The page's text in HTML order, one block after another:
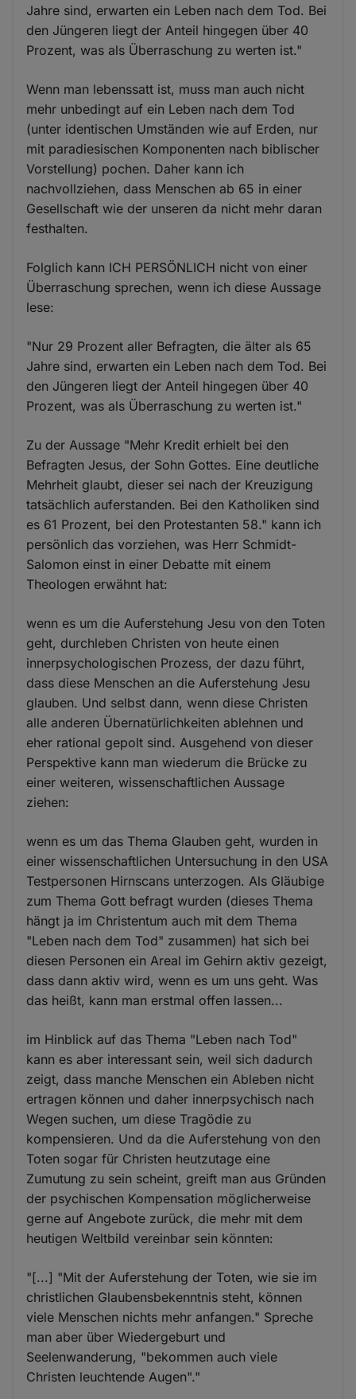
Jahre sind, erwarten ein Leben nach dem Tod. Bei
den Jüngeren liegt der Anteil hingegen über 40
Prozent, was als Überraschung zu werten ist."
Wenn man lebenssatt ist, muss man auch nicht
mehr unbedingt auf ein Leben nach dem Tod
(unter identischen Umständen wie auf Erden, nur
mit paradiesischen Komponenten nach biblischer
Vorstellung) pochen. Daher kann ich
nachvollziehen, dass Menschen ab 65 in einer
Gesellschaft wie der unseren da nicht mehr daran
festhalten.
Folglich kann ICH PERSÖNLICH nicht von einer
Überraschung sprechen, wenn ich diese Aussage
lese:
"Nur 29 Prozent aller Befragten, die älter als 65
Jahre sind, erwarten ein Leben nach dem Tod. Bei
den Jüngeren liegt der Anteil hingegen über 40
Prozent, was als Überraschung zu werten ist."
Zu der Aussage "Mehr Kredit erhielt bei den
Befragten Jesus, der Sohn Gottes. Eine deutliche
Mehrheit glaubt, dieser sei nach der Kreuzigung
tatsächlich auferstanden. Bei den Katholiken sind
es 61 Prozent, bei den Protestanten 58." kann ich
persönlich das vorziehen, was Herr Schmidt-
Salomon einst in einer Debatte mit einem
Theologen erwähnt hat:
wenn es um die Auferstehung Jesu von den Toten
geht, durchleben Christen von heute einen
innerpsychologischen Prozess, der dazu führt,
dass diese Menschen an die Auferstehung Jesu
glauben. Und selbst dann, wenn diese Christen
alle anderen Übernatürlichkeiten ablehnen und
eher rational gepolt sind. Ausgehend von dieser
Perspektive kann man wiederum die Brücke zu
einer weiteren, wissenschaftlichen Aussage
ziehen:
wenn es um das Thema Glauben geht, wurden in
einer wissenschaftlichen Untersuchung in den USA
Testpersonen Hirnscans unterzogen. Als Gläubige
zum Thema Gott befragt wurden (dieses Thema
hängt ja im Christentum auch mit dem Thema
"Leben nach dem Tod" zusammen) hat sich bei
diesen Personen ein Areal im Gehirn aktiv gezeigt,
dass dann aktiv wird, wenn es um uns geht. Was
das heißt, kann man erstmal offen lassen...
im Hinblick auf das Thema "Leben nach Tod"
kann es aber interessant sein, weil sich dadurch
zeigt, dass manche Menschen ein Ableben nicht
ertragen können und daher innerpsychisch nach
Wegen suchen, um diese Tragödie zu
kompensieren. Und da die Auferstehung von den
Toten sogar für Christen heutzutage eine
Zumutung zu sein scheint, greift man aus Gründen
der psychischen Kompensation möglicherweise
gerne auf Angebote zurück, die mehr mit dem
heutigen Weltbild vereinbar sein könnten:
"[...] "Mit der Auferstehung der Toten, wie sie im
christlichen Glaubensbekenntnis steht, können
viele Menschen nichts mehr anfangen." Spreche
man aber über Wiedergeburt und
Seelenwanderung, "bekommen auch viele
Christen leuchtende Augen"."